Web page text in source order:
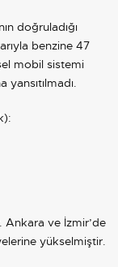
doğruladığı
benzine 47
mobil sistemi
Ankara ve İzmir’de
yükselmiştir.